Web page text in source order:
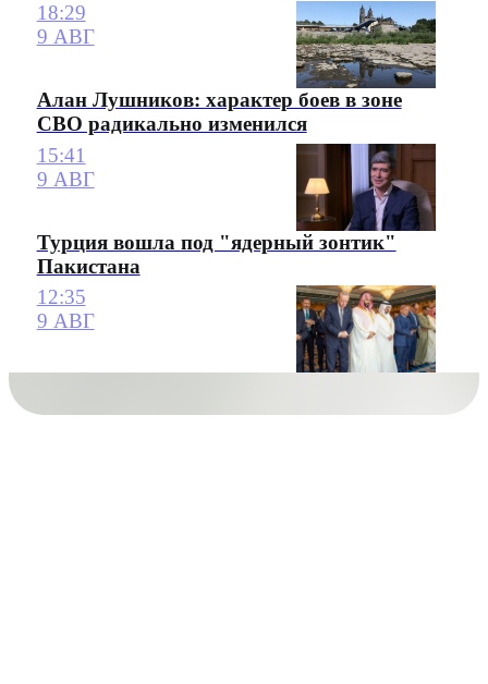
18:29
9 АВГ
Алан Лушников: характер боев в зоне
СВО радикально изменился
15:41
9 АВГ
Турция вошла под "ядерный зонтик"
Пакистана
12:35
9 АВГ